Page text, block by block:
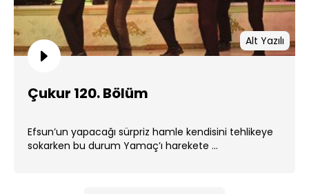
Alt Yazılı
Çukur 120. Bölüm
Efsun’un yapacağı sürpriz hamle kendisini tehlikeye
sokarken bu durum Yamaç’ı harekete ...